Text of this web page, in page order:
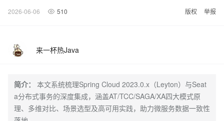
2026-06-06 510 版权 举报
来一杯热Java
简介：
本文系统梳理Spring Cloud 2023.0.x（Leyton）与Seat
a分布式事务的深度集成，涵盖AT/TCC/SAGA/XA四大模式原
理、多维对比、场景选型及高可用实践，助力微服务数据一致性